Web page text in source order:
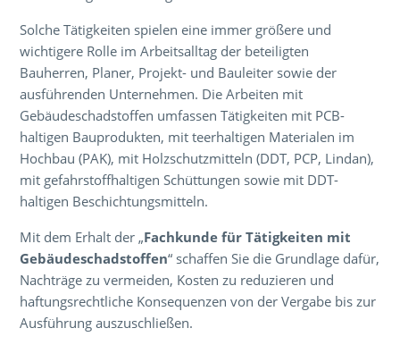
Solche Tätigkeiten spielen eine immer größere und
wichtigere Rolle im Arbeitsalltag der beteiligten
Bauherren, Planer, Projekt- und Bauleiter sowie der
ausführenden Unternehmen. Die Arbeiten mit
Gebäudeschadstoffen umfassen Tätigkeiten mit PCB-
haltigen Bauprodukten, mit teerhaltigen Materialen im
Hochbau (PAK), mit Holzschutzmitteln (DDT, PCP, Lindan),
mit gefahrstoffhaltigen Schüttungen sowie mit DDT-
haltigen Beschichtungsmitteln.
Mit dem Erhalt der „Fachkunde für Tätigkeiten mit
Gebäudeschadstoffen“ schaffen Sie die Grundlage dafür,
Nachträge zu vermeiden, Kosten zu reduzieren und
haftungsrechtliche Konsequenzen von der Vergabe bis zur
Ausführung auszuschließen.